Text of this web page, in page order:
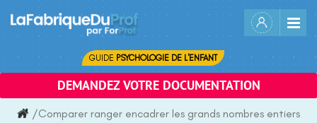
content
GUIDE PSYCHOLOGIE DE L'ENFANT
DEMANDEZ VOTRE DOCUMENTATION
/Comparer ranger encadrer les grands nombres entiers